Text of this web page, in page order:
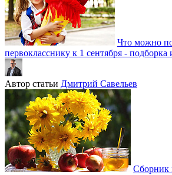
Что можно
первокласснику к 1 сентября - подборка
Автор статьи Дмитрий Савельев
Сборник